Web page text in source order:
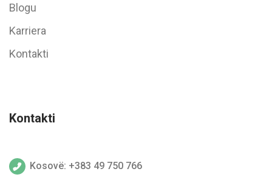
Blogu
Karriera
Kontakti
Kontakti
Kosovë: +383 49 750 766